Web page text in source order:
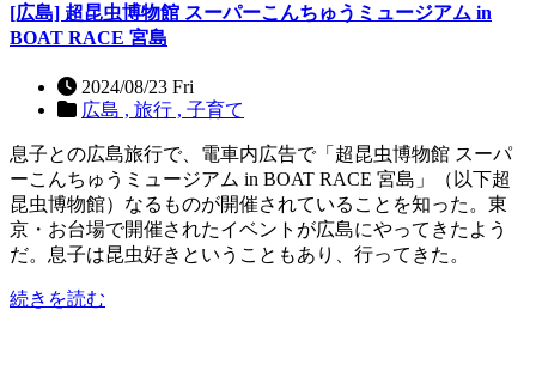
[広島] 超昆虫博物館 スーパーこんちゅうミュージアム in
BOAT RACE 宮島
2024/08/23 Fri
広島 , 旅行 , 子育て
息子との広島旅行で、電車内広告で「超昆虫博物館 スーパ
ーこんちゅうミュージアム in BOAT RACE 宮島」（以下超
昆虫博物館）なるものが開催されていることを知った。東
京・お台場で開催されたイベントが広島にやってきたよう
だ。息子は昆虫好きということもあり、行ってきた。
続きを読む